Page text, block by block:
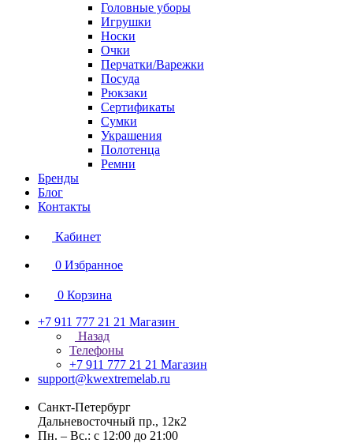
Головные уборы
Игрушки
Носки
Очки
Перчатки/Варежки
Посуда
Рюкзаки
Сертификаты
Сумки
Украшения
Полотенца
Ремни
Бренды
Блог
Контакты
Кабинет
0 Избранное
0 Корзина
+7 911 777 21 21 Магазин
Назад
Телефоны
+7 911 777 21 21 Магазин
support@kwextremelab.ru
Санкт-Петербург
Дальневосточный пр., 12к2
Пн. – Вс.: с 12:00 до 21:00